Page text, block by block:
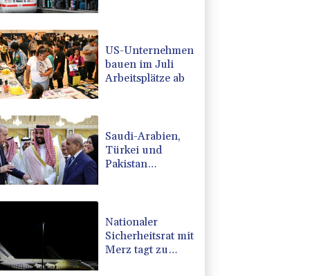
US-Unternehmen
bauen im Juli
Arbeitsplätze ab
Saudi-Arabien,
Türkei und
Pakistan
Verteidigungsabkommen
Nationaler
Sicherheitsrat mit
Merz tagt zu